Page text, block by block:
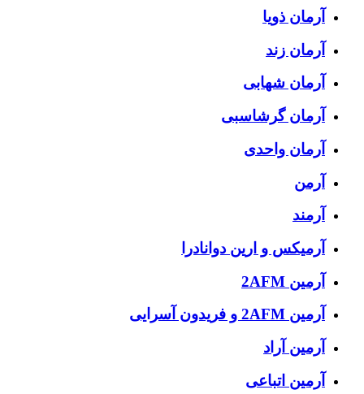
آرمان ذویا
آرمان زند
آرمان شهابی
آرمان گرشاسبی
آرمان واحدی
آرمن
آرمند
آرمیکس و ارین دوانادرا
آرمین 2AFM
آرمین 2AFM و فریدون آسرایی
آرمین آراد
آرمین اتباعی